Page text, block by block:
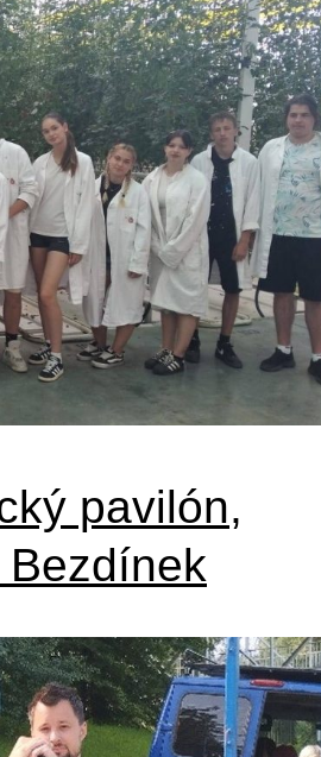
pavilón,